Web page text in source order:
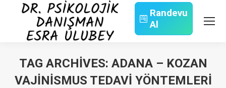
Randevu
Al
TAG ARCHIVES: ADANA – KOZAN
VAJINISMUS TEDAVI YÖNTEMLERI